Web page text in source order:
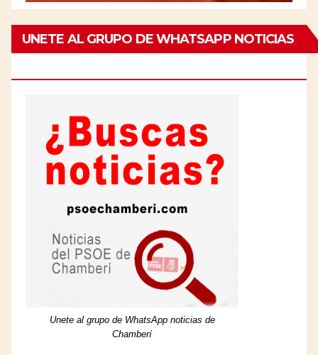
UNETE AL GRUPO DE WHATSAPP NOTICIAS
Unete al grupo de WhatsApp noticias de
Chamberí